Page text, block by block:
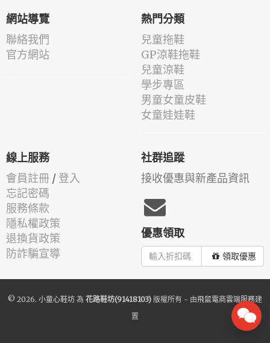
網站導覽
聯絡我們
官方網站
熱門分類
兒童拖鞋
GP涼鞋拖鞋
兒童涼鞋
學步專區
男童女童皮鞋
女童娃娃鞋
線上服務
會員註冊 / 登入
忘記密碼
服務條款
隱私權政策
退換貨政策
防詐騙宣導
社群追蹤
接收優惠與新產品資訊
優惠領取
領取優惠
© 2026. 小童心鞋坊 為 花路鞋坊(91418103) 版權所有 - 由飛鼠電商雲端服務建
置